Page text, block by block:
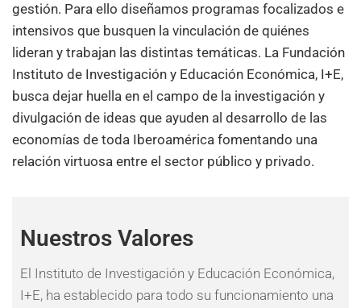
gestión. Para ello diseñamos programas focalizados e
intensivos que busquen la vinculación de quiénes
lideran y trabajan las distintas temáticas. La Fundación
Instituto de Investigación y Educación Económica, I+E,
busca dejar huella en el campo de la investigación y
divulgación de ideas que ayuden al desarrollo de las
economías de toda Iberoamérica fomentando una
relación virtuosa entre el sector público y privado.
Nuestros Valores
El Instituto de Investigación y Educación Económica,
I+E, ha establecido para todo su funcionamiento una